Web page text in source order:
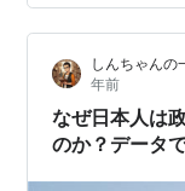
役割とその裏側
紹介します。 マ
しんちゃんの
年前
なぜ日本人は
のか？データ